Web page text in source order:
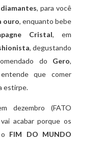
, para você
ouro, enquanto bebe
Cristal, em
, degustando
do Gero,
que comer
estirpe.
dezembro (FATO
acabar porque os
FIM DO MUNDO